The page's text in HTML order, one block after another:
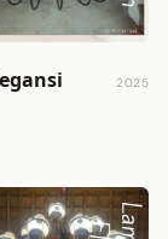
2025